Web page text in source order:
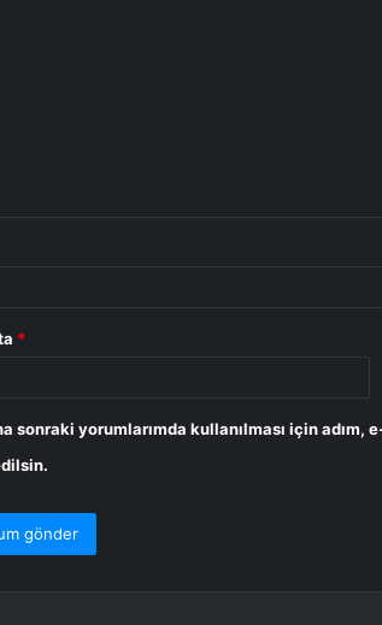
*
sonraki yorumlarımda kullanılması için adım,